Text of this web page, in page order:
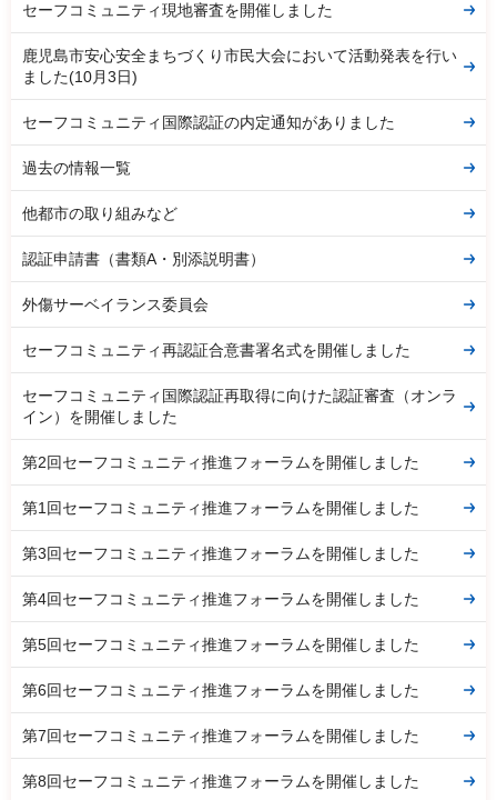
セーフコミュニティ現地審査を開催しました
鹿児島市安心安全まちづくり市民大会において活動発表を行い
ました(10月3日)
セーフコミュニティ国際認証の内定通知がありました
過去の情報一覧
他都市の取り組みなど
認証申請書（書類A・別添説明書）
外傷サーベイランス委員会
セーフコミュニティ再認証合意書署名式を開催しました
セーフコミュニティ国際認証再取得に向けた認証審査（オンラ
イン）を開催しました
第2回セーフコミュニティ推進フォーラムを開催しました
第1回セーフコミュニティ推進フォーラムを開催しました
第3回セーフコミュニティ推進フォーラムを開催しました
第4回セーフコミュニティ推進フォーラムを開催しました
第5回セーフコミュニティ推進フォーラムを開催しました
第6回セーフコミュニティ推進フォーラムを開催しました
第7回セーフコミュニティ推進フォーラムを開催しました
第8回セーフコミュニティ推進フォーラムを開催しました